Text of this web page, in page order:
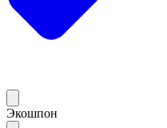
Экошпон